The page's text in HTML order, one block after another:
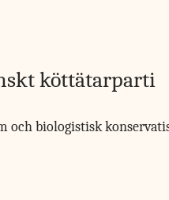
köttätarparti
och biologistisk